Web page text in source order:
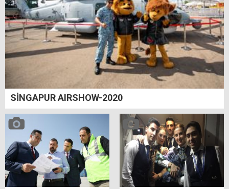
SİNGAPUR AIRSHOW-2020